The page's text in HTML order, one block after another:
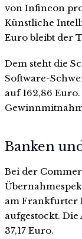
von Infineon
Künstliche
Euro bleibt der
Dem steht die
Software-
auf 162,86
Banken
Bei der
am Frankfurter
aufgestockt.
37,17 Euro.